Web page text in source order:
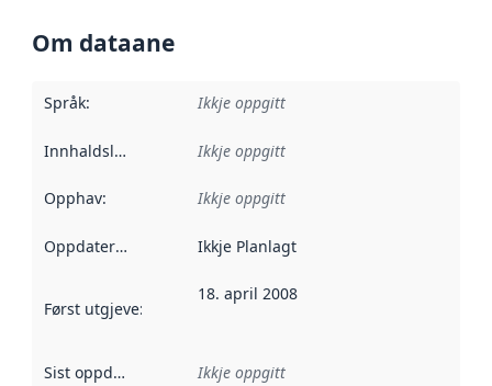
Om dataane
Språk: Ikkje oppgitt
Innhaldsleverandørar :
Ikkje oppgitt
Opphav: Ikkje oppgitt
Oppdateringsfrekvens :
Ikkje Planlagt
Først utgjeve: Denne datoen seier når dataa i dette
18. april 2008
Sist oppdatert Ikkje oppgitt